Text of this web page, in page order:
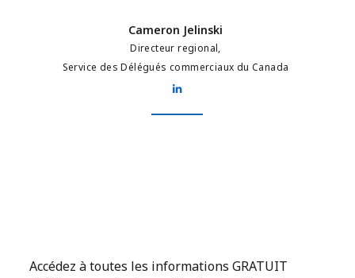
Cameron Jelinski
Directeur regional,
Service des Délégués commerciaux du Canada
Accédez à toutes les informations GRATUIT